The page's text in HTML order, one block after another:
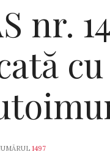
nr.
1497